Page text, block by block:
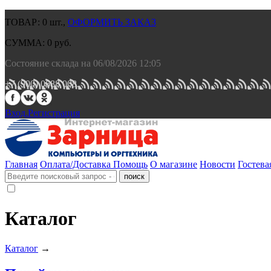
ТОВАР: 0 шт., ОФОРМИТЬ ЗАКАЗ
СУММА: 0 руб.
Состояние склада на 06/08/2026 12:05
+7 (900) 0688 008.
Вход.Регистрация
Главная Оплата/Доставка Помощь О магазине Новости
Каталог
Каталог →